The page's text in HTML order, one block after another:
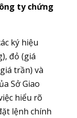
ty chứng
ký hiệu
đỏ (giá
trần) và
Sở Giao
hiểu rõ
lệnh chính